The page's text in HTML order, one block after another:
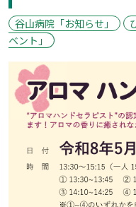
谷山病院「お知らせ」
ベント」